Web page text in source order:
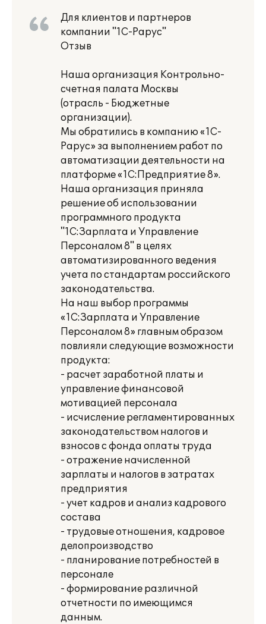
Для клиентов и партнеров
компании "1С-Рарус"
Отзыв
Наша организация Контрольно-
счетная палата Москвы
(отрасль - Бюджетные
организации).
Мы обратились в компанию «1С-
Рарус» за выполнением работ по
автоматизации деятельности на
платформе «1С:Предприятие 8».
Наша организация приняла
решение об использовании
программного продукта
"1С:Зарплата и Управление
Персоналом 8" в целях
автоматизированного ведения
учета по стандартам российского
законодательства.
На наш выбор программы
«1С:Зарплата и Управление
Персоналом 8» главным образом
повлияли следующие возможности
продукта:
- расчет заработной платы и
управление финансовой
мотивацией персонала
- исчисление регламентированных
законодательством налогов и
взносов с фонда оплаты труда
- отражение начисленной
зарплаты и налогов в затратах
предприятия
- учет кадров и анализ кадрового
состава
- трудовые отношения, кадровое
делопроизводство
- планирование потребностей в
персонале
- формирование различной
отчетности по имеющимся
данным.